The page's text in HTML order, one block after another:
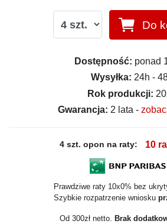
Do
Dostępność: ponad
Wysyłka: 24h -
Rok produkcji:
Gwarancja: 2 lata -
4 szt. opon na raty: 10
Prawdziwe raty 10x0% bez
Szybkie rozpatrzenie wniosku
Od 300zł netto. Brak